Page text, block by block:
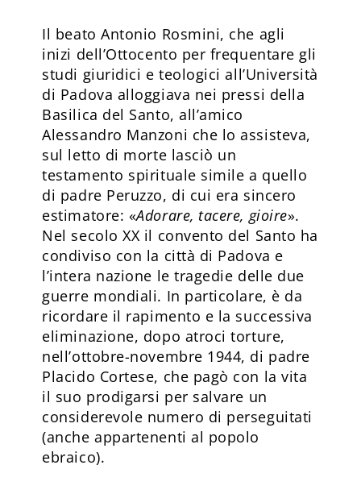
Il beato Antonio Rosmini, che agli
inizi dell’Ottocento per frequentare gli
studi giuridici e teologici all’Università
di Padova alloggiava nei pressi della
Basilica del Santo, all’amico
Alessandro Manzoni che lo assisteva,
sul letto di morte lasciò un
testamento spirituale simile a quello
di padre Peruzzo, di cui era sincero
estimatore: «Adorare, tacere, gioire».
Nel secolo XX il convento del Santo ha
condiviso con la città di Padova e
l’intera nazione le tragedie delle due
guerre mondiali. In particolare, è da
ricordare il rapimento e la successiva
eliminazione, dopo atroci torture,
nell’ottobre-novembre 1944, di padre
Placido Cortese, che pagò con la vita
il suo prodigarsi per salvare un
considerevole numero di perseguitati
(anche appartenenti al popolo
ebraico).